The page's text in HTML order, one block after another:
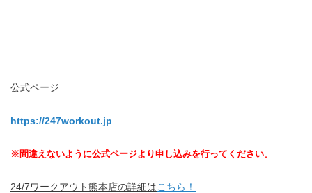
公式ページ
https://247workout.jp
※間違えないように公式ページより申し込みを行ってください。
24/7ワークアウト熊本店の詳細はこちら！